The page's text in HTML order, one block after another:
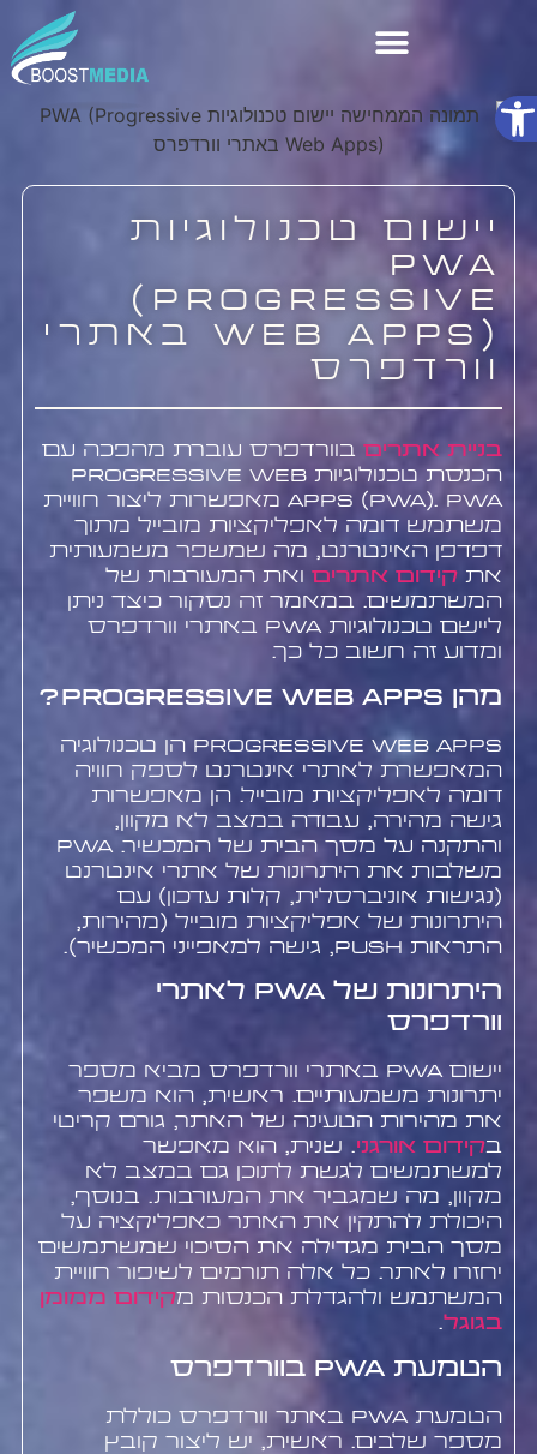
פתח סרגל נגישות
יישום טכנולוגיות
PWA
(Progressive
Web Apps) באתרי
וורדפרס
בניית אתריםבוורדפרס עוברת מהפכה עם
הכנסת טכנולוגיות Progressive Web
Apps (PWA). PWA מאפשרות ליצור חוויית
משתמש דומה לאפליקציות מובייל מתוך
דפדפן האינטרנט, מה שמשפר משמעותית
את קידום אתריםואת המעורבות של
המשתמשים. במאמר זה נסקור כיצד ניתן
ליישם טכנולוגיות PWA באתרי וורדפרס
ומדוע זה חשוב כל כך.
מהן Progressive Web Apps?
Progressive Web Apps הן טכנולוגיה
המאפשרת לאתרי אינטרנט לספק חוויה
דומה לאפליקציות מובייל. הן מאפשרות
גישה מהירה, עבודה במצב לא מקוון,
והתקנה על מסך הבית של המכשיר. PWA
משלבות את היתרונות של אתרי אינטרנט
(נגישות אוניברסלית, קלות עדכון) עם
היתרונות של אפליקציות מובייל (מהירות,
התראות push, גישה למאפייני המכשיר).
היתרונות של PWA לאתרי
וורדפרס
יישום PWA באתרי וורדפרס מביא מספר
יתרונות משמעותיים. ראשית, הוא משפר
את מהירות הטעינה של האתר, גורם קריטי
בקידום אורגני. שנית, הוא מאפשר
למשתמשים לגשת לתוכן גם במצב לא
מקוון, מה שמגביר את המעורבות. בנוסף,
היכולת להתקין את האתר כאפליקציה על
מסך הבית מגדילה את הסיכוי שמשתמשים
יחזרו לאתר. כל אלה תורמים לשיפור חוויית
המשתמש ולהגדלת הכנסות מקידום ממומן
בגוגל.
הטמעת PWA בוורדפרס
הטמעת PWA באתר וורדפרס כוללת
מספר שלבים. ראשית, יש ליצור קובץ